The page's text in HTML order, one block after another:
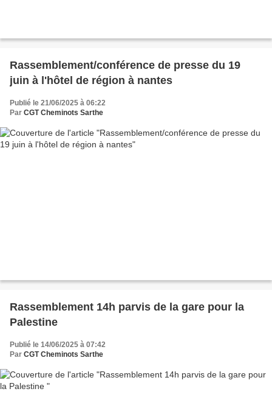
Rassemblement/conférence de presse du 19
juin à l'hôtel de région à nantes
Publié le 21/06/2025 à 06:22
Par CGT Cheminots Sarthe
Rassemblement 14h parvis de la gare pour la
Palestine
Publié le 14/06/2025 à 07:42
Par CGT Cheminots Sarthe